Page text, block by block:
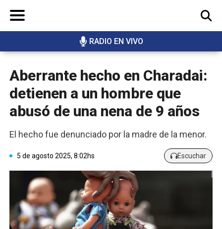
RADIO EN VIVO
BUSCAR
Aberrante hecho en Charadai:
detienen a un hombre que
abusó de una nena de 9 años
El hecho fue denunciado por la madre de la menor.
5 de agosto 2025, 8:02hs Escuchar